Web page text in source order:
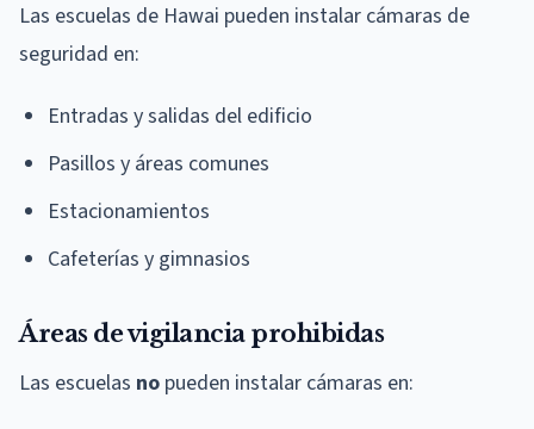
Las escuelas de Hawai pueden instalar cámaras de
seguridad en:
Entradas y salidas del edificio
Pasillos y áreas comunes
Estacionamientos
Cafeterías y gimnasios
Áreas de vigilancia prohibidas
Las escuelas no pueden instalar cámaras en: